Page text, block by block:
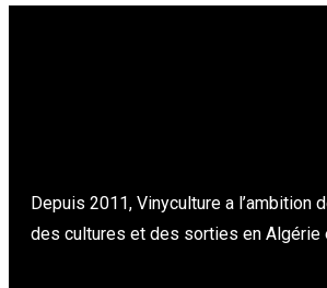
Depuis 2011, Vinyculture a l’ambition
des cultures et des sorties en Algérie